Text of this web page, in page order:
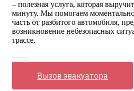
– полезная услуга, которая
минуту. Мы помогаем
часть от разбитого автомобиля,
возникновение небезопасных
трассе.
——
Вызов эвакуатора